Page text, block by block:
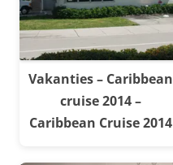
Vakanties – Caribbean
cruise 2014 –
Caribbean Cruise 2014